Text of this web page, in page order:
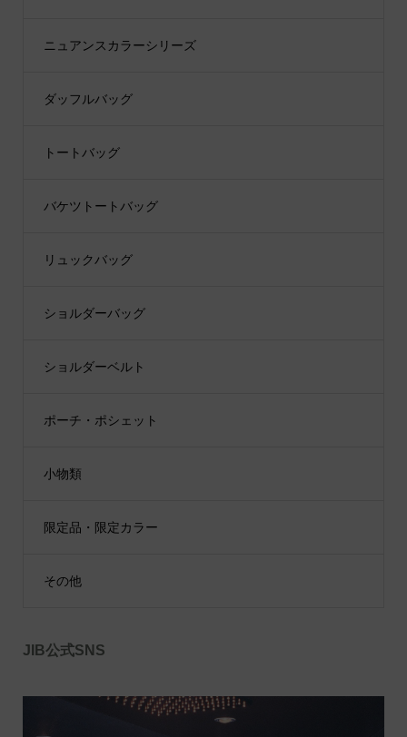
ニュアンスカラーシリーズ
ダッフルバッグ
トートバッグ
バケツトートバッグ
リュックバッグ
ショルダーバッグ
ショルダーベルト
ポーチ・ポシェット
小物類
限定品・限定カラー
その他
JIB公式SNS